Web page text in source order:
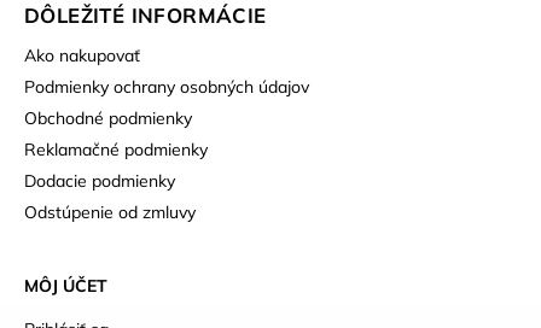
DÔLEŽITÉ INFORMÁCIE
Ako nakupovať
Podmienky ochrany osobných údajov
Obchodné podmienky
Reklamačné podmienky
Dodacie podmienky
Odstúpenie od zmluvy
MÔJ ÚČET